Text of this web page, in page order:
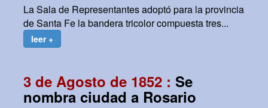
La Sala de Representantes adoptó para la provincia
de Santa Fe la bandera tricolor compuesta tres...
leer +
3 de Agosto de 1852 : Se
nombra ciudad a Rosario